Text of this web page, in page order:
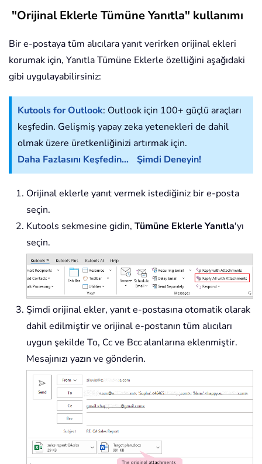
"Orijinal Eklerle Tümüne Yanıtla" kullanımı
Bir e-postaya tüm alıcılara yanıt verirken orijinal ekleri
korumak için, Yanıtla Tümüne Eklerle özelliğini aşağıdaki
gibi uygulayabilirsiniz:
Kutools for Outlook: Outlook için 100+ güçlü araçları
keşfedin. Gelişmiş yapay zeka yetenekleri de dahil
olmak üzere üretkenliğinizi artırmak için.
Daha Fazlasını Keşfedin...
Şimdi Deneyin!
Orijinal eklerle yanıt vermek istediğiniz bir e-posta
seçin.
Kutools sekmesine gidin, Tümüne Eklerle Yanıtla'yı
seçin.
Şimdi orijinal ekler, yanıt e-postasına otomatik olarak
dahil edilmiştir ve orijinal e-postanın tüm alıcıları
uygun şekilde To, Cc ve Bcc alanlarına eklenmiştir.
Mesajınızı yazın ve gönderin.